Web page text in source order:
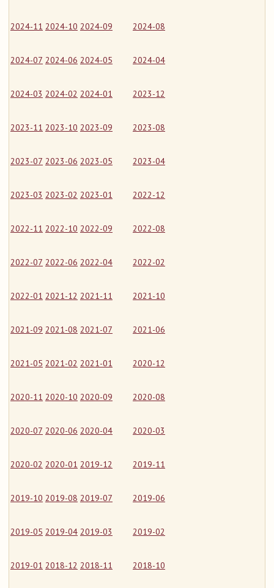
2024-11 2024-10 2024-09 2024-08
2024-07 2024-06 2024-05 2024-04
2024-03 2024-02 2024-01 2023-12
2023-11 2023-10 2023-09 2023-08
2023-07 2023-06 2023-05 2023-04
2023-03 2023-02 2023-01 2022-12
2022-11 2022-10 2022-09 2022-08
2022-07 2022-06 2022-04 2022-02
2022-01 2021-12 2021-11 2021-10
2021-09 2021-08 2021-07 2021-06
2021-05 2021-02 2021-01 2020-12
2020-11 2020-10 2020-09 2020-08
2020-07 2020-06 2020-04 2020-03
2020-02 2020-01 2019-12 2019-11
2019-10 2019-08 2019-07 2019-06
2019-05 2019-04 2019-03 2019-02
2019-01 2018-12 2018-11 2018-10